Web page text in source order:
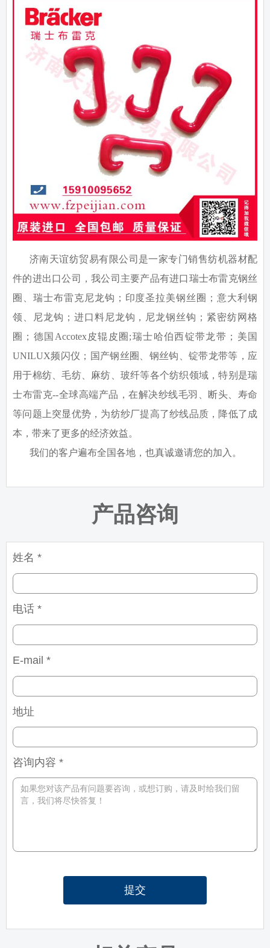
济南天谊纺贸易有限公司是一家专门销售纺机器材配
件的进出口公司，我公司主要产品有进口瑞士布雷克钢丝
圈、瑞士布雷克尼龙钩；印度圣拉美钢丝圈；意大利钢
领、尼龙钩；进口料尼龙钩，尼龙钢丝钩；紧密纺网格
圈；德国 Accotex皮辊皮圈 ;瑞士哈伯西锭带龙带；美国
UNILUX频闪仪；国产钢丝圈、钢丝钩、锭带龙带等，应
用于棉纺、毛纺、麻纺、玻纤等各个纺织领域，特别是瑞
士布雷克--全球高端产品，在解决纱线毛羽、断头、寿命
等问题上突显优势，为纺纱厂提高了纱线品质，降低了成
本，带来了更多的经济效益。
我们的客户遍布全国各地，也真诚邀请您的加入。
产品咨询
姓名 *
电话 *
E-mail *
地址
咨询内容 *
提交